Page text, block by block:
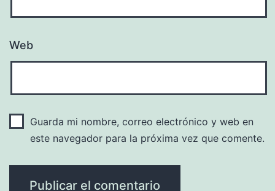
Web
Guarda mi nombre, correo electrónico y web en
este navegador para la próxima vez que comente.